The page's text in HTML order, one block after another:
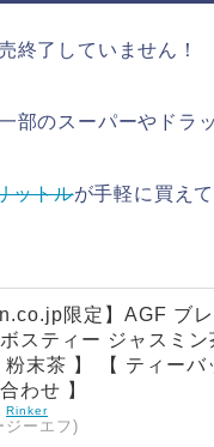
終了していません！
部のスーパーやドラ
ットルが手軽に買え
限定】AGF ブ
スティー ジャスミ
粉末茶 】 【 ティーバ
わせ 】
Rinker
ジーエフ)